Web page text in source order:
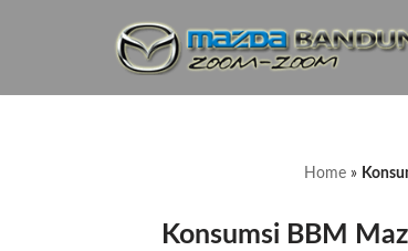
Home »
Konsumsi BBM